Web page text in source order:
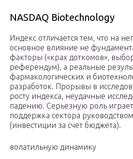
NASDAQ Biotechnology
Индекс отличается тем, что на
основное влияние не
факторы («крах доткомов»,
референдум), а реальные
фармакологических и
разработок. Прорывы в
росту индекса, неудачные
падению. Серьезную роль
поддержка сектора
(инвестиции за счет бюджета).
волатильную динамику